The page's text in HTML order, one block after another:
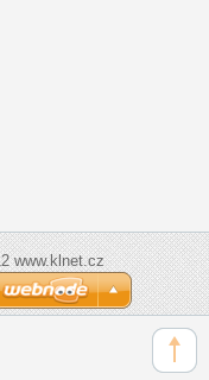
www.klnet.cz